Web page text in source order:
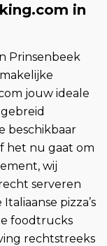
in
Prinsenbeek
jouw ideale
beschikbaar
het nu gaat om
wij
serveren
pizza’s
foodtrucks
rechtstreeks